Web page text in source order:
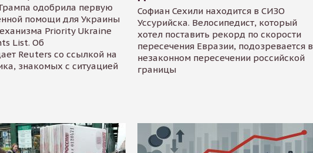
одобрила первую
помощи для Украины
Priority Ukraine
List. Об
Reuters со ссылкой на
знакомых с ситуацией
Софиан Сехили находится в СИЗО
Уссурийска. Велосипедист, который
хотел поставить рекорд по скорости
пересечения Евразии, подозревается в
незаконном пересечении российской
границы